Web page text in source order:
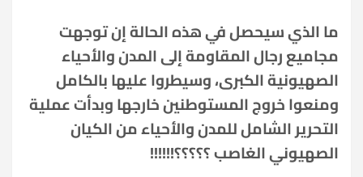
ما الذي سيحصل في هذه الحالة إن توجهت
مجاميع رجال المقاومة إلى المدن والأحياء
الصهيونية الكبرى، وسيطروا عليها بالكامل
ومنعوا خروج المستوطنين خارجها وبدأت عملية
التحرير الشامل للمدن والأحياء من الكيان
الصهيوني الغاصب ؟؟؟؟؟!!!!!!